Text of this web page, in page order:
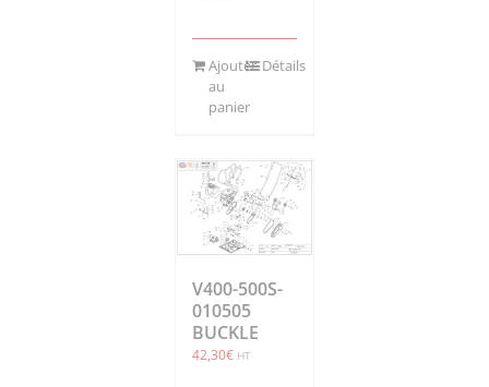
Ajouter
au
panier
Détails
V400-500S-
010505
BUCKLE
42,30€ HT